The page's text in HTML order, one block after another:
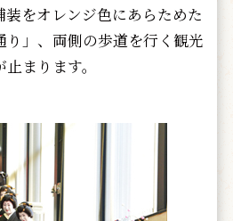
をオレンジ色にあらためた
り」、両側の歩道を行く観光
まります。